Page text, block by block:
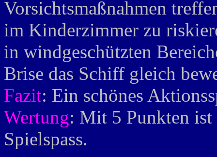
Vorsichtsmaßnahmen
im Kinderzimmer zu
in windgeschützten
Brise das Schiff gleich
Fazit: Ein schönes
Wertung: Mit 5 Punkten ist
Spielspass.